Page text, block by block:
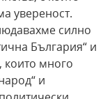
увереност.
силно
България“ и
които много
и